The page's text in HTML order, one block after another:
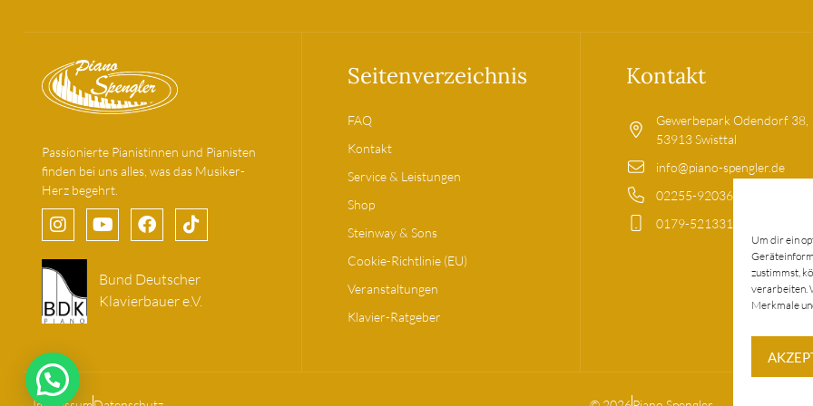
Um dir ein
zustimmst,
verarbeiten.
Merkmale
Passionierte Pianistinnen und Pianisten
finden bei uns alles, was das Musiker-
Herz begehrt.
Bund Deutscher
Klavierbauer e.V.
Seitenverzeichnis
FAQ
Kontakt
Service & Leistungen
Shop
Steinway & Sons
Cookie-Richtlinie (EU)
Veranstaltungen
Klavier-Ratgeber
Kontakt
Gewerbepark Odendorf 38,
53913 Swisttal
info@piano-spengler.de
02255-9203699
0179-5213317